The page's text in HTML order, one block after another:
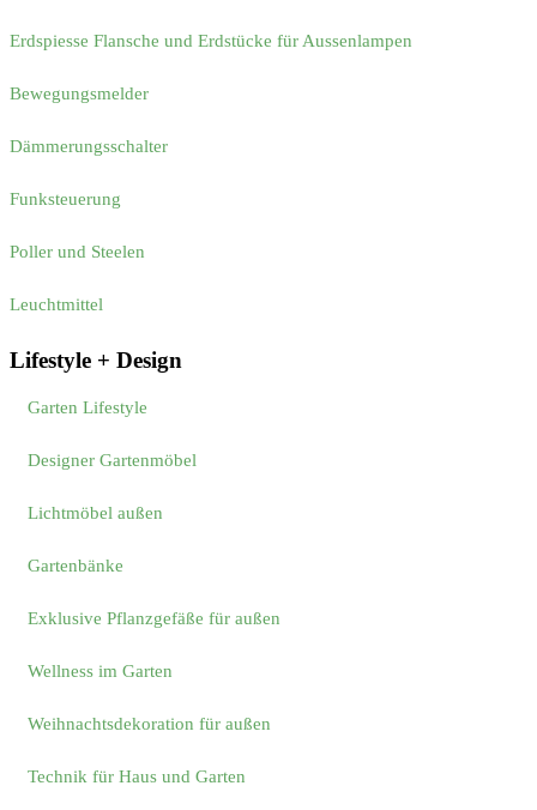
Erdspiesse Flansche und Erdstücke für Aussenlampen
Bewegungsmelder
Dämmerungsschalter
Funksteuerung
Poller und Steelen
Leuchtmittel
Lifestyle + Design
Garten Lifestyle
Designer Gartenmöbel
Lichtmöbel außen
Gartenbänke
Exklusive Pflanzgefäße für außen
Wellness im Garten
Weihnachtsdekoration für außen
Technik für Haus und Garten